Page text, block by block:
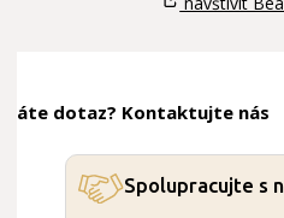
Máte dotaz? Kontaktujte nás
Spolupracujte s